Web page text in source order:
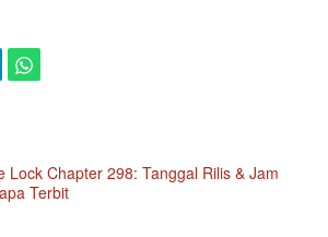
Lock Chapter 298: Tanggal Rilis & Jam
Terbit